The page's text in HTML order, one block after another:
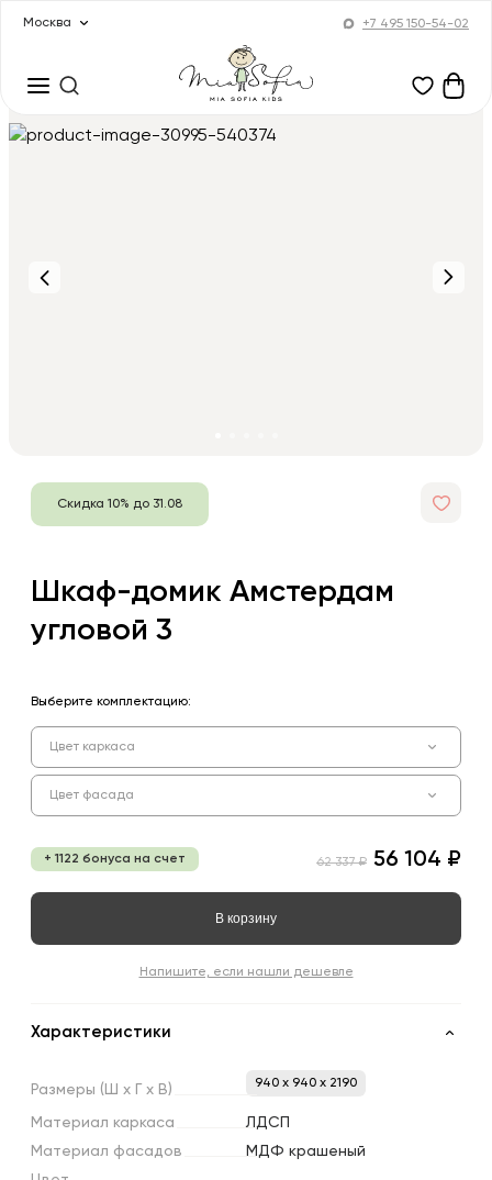
Москва +7 495 150-54-02
Скидка 10% до 31.08
Шкаф-домик Амстердам
угловой 3
Выберите комплектацию:
Цвет каркаса
Цвет фасада
+ 1122 бонуса на счет 62 337 ₽ 56 104 ₽
В корзину
Напишите, если нашли дешевле
Характеристики
Размеры (Ш х х В) 940 x 940 x 2190
Материал каркаса
ЛДСП
Материал фасадов
МДФ крашеный